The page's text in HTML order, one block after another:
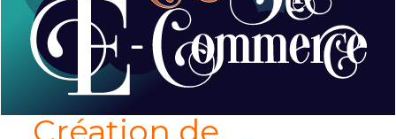
Création de